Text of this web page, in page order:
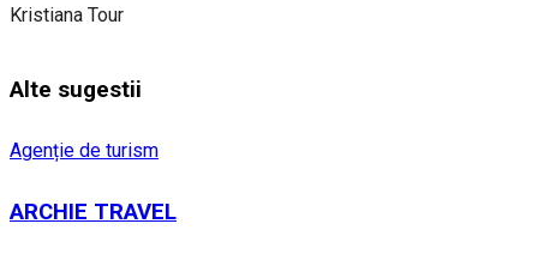
Kristiana Tour
Alte sugestii
Agenție de turism
ARCHIE TRAVEL